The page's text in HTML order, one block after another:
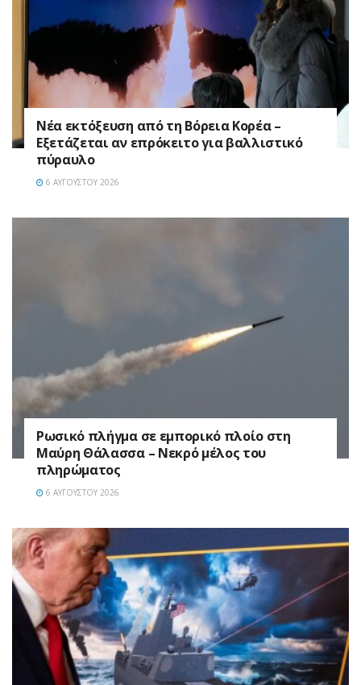
Νέα εκτόξευση από τη Βόρεια Κορέα –
Εξετάζεται αν επρόκειτο για βαλλιστικό
πύραυλο
6 ΑΥΓΟΎΣΤΟΥ 2026
Ρωσικό πλήγμα σε εμπορικό πλοίο στη
Μαύρη Θάλασσα – Νεκρό μέλος του
πληρώματος
6 ΑΥΓΟΎΣΤΟΥ 2026